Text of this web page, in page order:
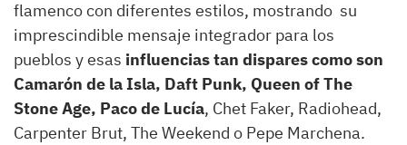
flamenco con diferentes estilos, mostrando su
imprescindible mensaje integrador para los
pueblos y esas influencias tan dispares como son
Camarón de la Isla, Daft Punk, Queen of The
Stone Age, Paco de Lucía, Chet Faker, Radiohead,
Carpenter Brut, The Weekend o Pepe Marchena.